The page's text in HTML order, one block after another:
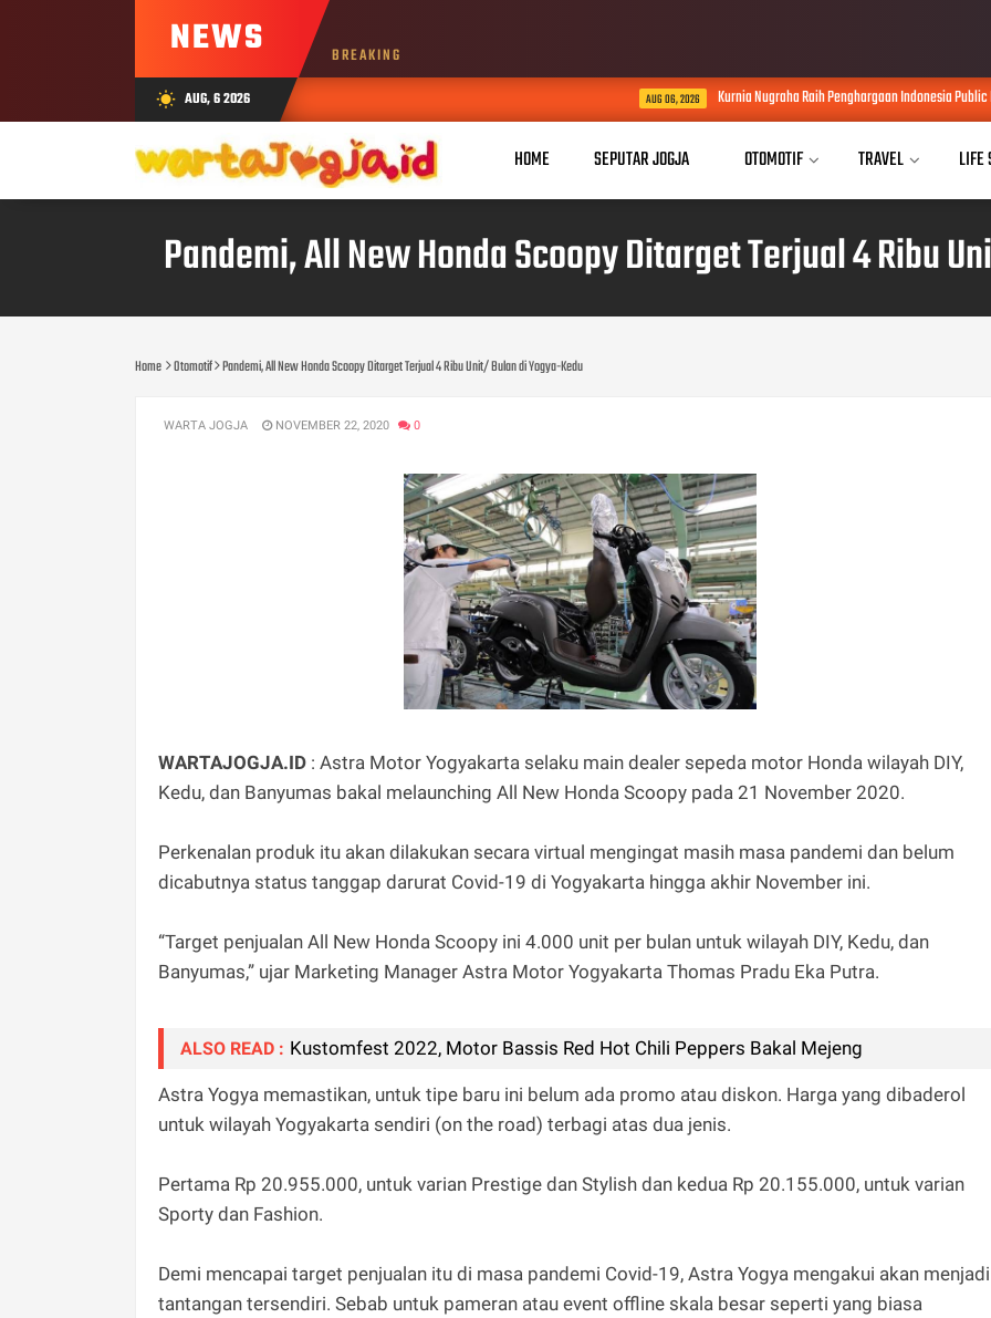
NEWS BREAKING
wb_sunny AUG, 6 2026 Kurnia Nugraha Raih Penghargaan Indonesia Public Relations Top
HOME SEPUTAR JOGJA OTOMOTIF TRAVEL LIFE
Pandemi, All New Honda Scoopy Ditarget Terjual 4 Ribu
Home Otomotif Pandemi, All New Honda Scoopy Ditarget Terjual 4 Ribu Unit/ Bulan di Yogya-Kedu
WARTA JOGJA NOVEMBER 22, 2020 0
WARTAJOGJA.ID : Astra Motor Yogyakarta selaku main dealer sepeda motor Honda wilayah DIY,
Kedu, dan Banyumas bakal melaunching All New Honda Scoopy pada 21 November 2020.
Perkenalan produk itu akan dilakukan secara virtual mengingat masih masa pandemi dan belum
dicabutnya status tanggap darurat Covid-19 di Yogyakarta hingga akhir November ini.
“Target penjualan All New Honda Scoopy ini 4.000 unit per bulan untuk wilayah DIY, Kedu, dan
Banyumas,” ujar Marketing Manager Astra Motor Yogyakarta Thomas Pradu Eka Putra.
ALSO READ : Kustomfest 2022, Motor Bassis Red Hot Chili Peppers Bakal Mejeng
Astra Yogya memastikan, untuk tipe baru ini belum ada promo atau diskon. Harga yang dibaderol
untuk wilayah Yogyakarta sendiri (on the road) terbagi atas dua jenis.
Pertama Rp 20.955.000, untuk varian Prestige dan Stylish dan kedua Rp 20.155.000, untuk varian
Sporty dan Fashion.
Demi mencapai target penjualan itu di masa pandemi Covid-19, Astra Yogya mengakui akan menjadi
tantangan tersendiri. Sebab untuk pameran atau event offline skala besar seperti yang biasa